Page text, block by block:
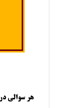
هر سوالی